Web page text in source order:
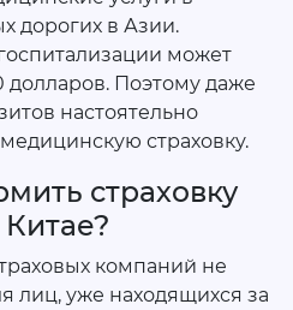
дорогих в Азии.
может
долларов. Поэтому даже
настоятельно
страховку.
страховку
компаний не
лиц, уже находящихся за